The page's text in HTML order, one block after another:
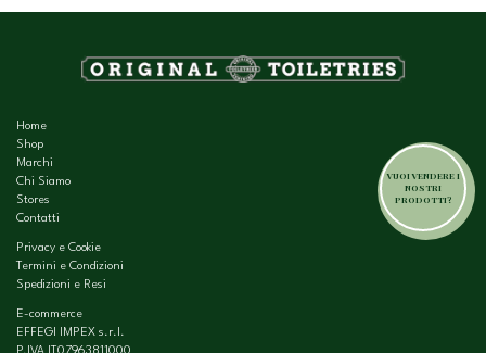
VUOI VENDERE I
NOSTRI
PRODOTTI?
Home
Shop
Marchi
Chi Siamo
Stores
Contatti
Privacy e Cookie
Termini e Condizioni
Spedizioni e Resi
E-commerce
EFFEGI IMPEX s.r.l.